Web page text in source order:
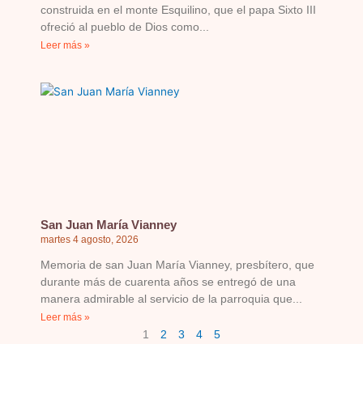
construida en el monte Esquilino, que el papa Sixto III
ofreció al pueblo de Dios como
Leer más »
San Juan María Vianney
martes 4 agosto, 2026
Memoria de san Juan María Vianney, presbítero, que
durante más de cuarenta años se entregó de una
manera admirable al servicio de la parroquia que
Leer más »
1 2 3 4 5